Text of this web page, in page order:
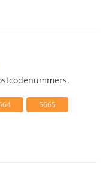
5665